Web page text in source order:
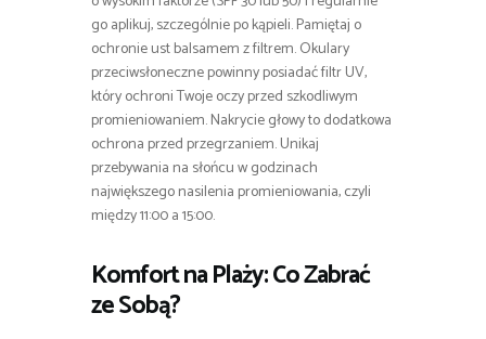
go aplikuj, szczególnie po kąpieli. Pamiętaj o
ochronie ust balsamem z filtrem. Okulary
przeciwsłoneczne powinny posiadać filtr UV,
który ochroni Twoje oczy przed szkodliwym
promieniowaniem. Nakrycie głowy to dodatkowa
ochrona przed przegrzaniem. Unikaj
przebywania na słońcu w godzinach
największego nasilenia promieniowania, czyli
między 11:00 a 15:00.
Komfort na Plaży: Co Zabrać
ze Sobą?